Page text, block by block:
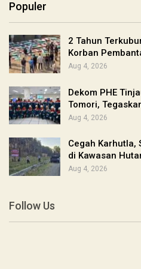
Populer
2 Tahun
Korban
Aug 4, 2026
Dekom PHE
Tomori,
Aug 4, 2026
Cegah Karhutla,
di Kawasan
Aug 4, 2026
Follow Us